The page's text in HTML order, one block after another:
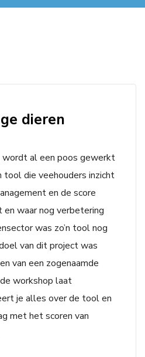
dieren
wordt al een poos gewerkt
die veehouders inzicht
en de score
waar nog verbetering
was zo’n tool nog
van dit project was
van een zogenaamde
de workshop laat
je alles over de tool en
met het scoren van